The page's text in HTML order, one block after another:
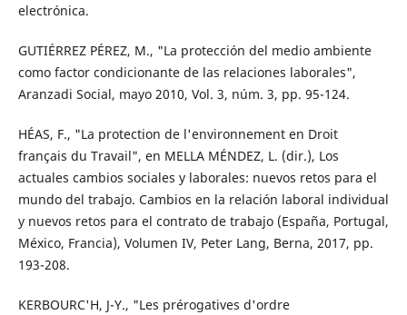
electrónica.
GUTIÉRREZ PÉREZ, M., "La protección del medio ambiente
como factor condicionante de las relaciones laborales",
Aranzadi Social, mayo 2010, Vol. 3, núm. 3, pp. 95-124.
HÉAS, F., "La protection de l'environnement en Droit
français du Travail", en MELLA MÉNDEZ, L. (dir.), Los
actuales cambios sociales y laborales: nuevos retos para el
mundo del trabajo. Cambios en la relación laboral individual
y nuevos retos para el contrato de trabajo (España, Portugal,
México, Francia), Volumen IV, Peter Lang, Berna, 2017, pp.
193-208.
KERBOURC'H, J-Y., "Les prérogatives d'ordre